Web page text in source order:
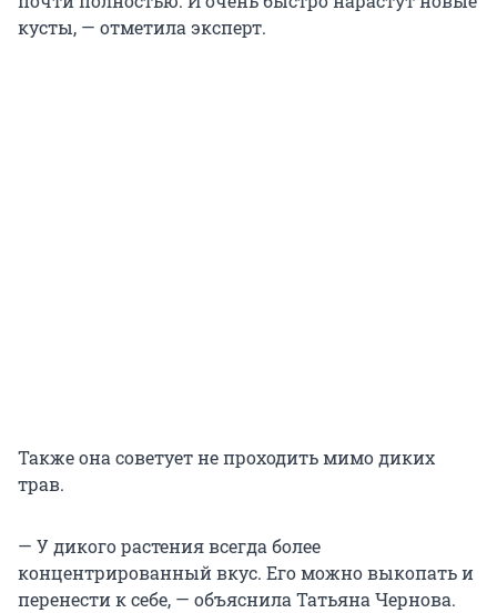
кусты, — отметила эксперт.
Также она советует не проходить мимо диких
трав.
— У дикого растения всегда более
концентрированный вкус. Его можно выкопать и
перенести к себе, — объяснила Татьяна Чернова.